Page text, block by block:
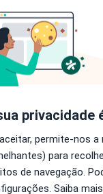
1 endereço
privacidade
permite-nos
para
de navegação.
Saiba